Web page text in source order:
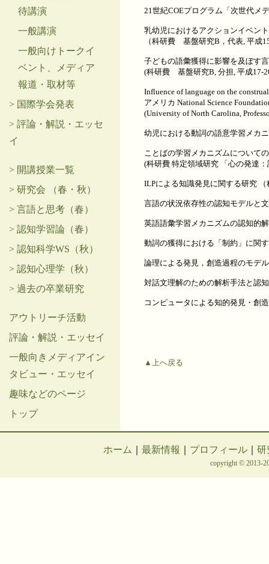
待講演
一般講演
一般向けトークイ
ベント、メディア
報道・取材等
> 国際学会発表
> 評論・解説・エッセ
イ
> 開講授業一覧
> 研究会 （春・秋）
> 言語と思考（春）
> 認知学習論（春）
> 認知科学WS（秋）
> 認知心理学（秋）
> 過去の卒業研究
アウトリーチ活動
評論・解説・エッセイ
一般向きメディアイン
タビュー・エッセイ
趣味などのページ
トップ
21世紀COEプログラム「次世代メ
乳幼児におけるアクションイベン
（科研費 基盤研究B，代表, 平成
子どもの語彙獲得に影響を及ぼす
(科研費 基盤研究B, 分担, 平成17-
Influence of language on the
アメリカ National Science
(University of North Carolina,
幼児における動詞の語意学習メカ
ことばの学習メカニズムについて
(科研費 特定領域研究 「心の発達
ILPによる知識発見に関する研究
言語の状況依存性の認知モデルと
英語語彙学習メカニズムの認知的
動詞の獲得における「制約」に関
論理による発見，創造過程のモデ
対話文理解のための解析手法と認
コンピュータによる知的発見・創
▲上へ戻る
ホーム 最新情報 プロフィール 研
copyright © 2013-